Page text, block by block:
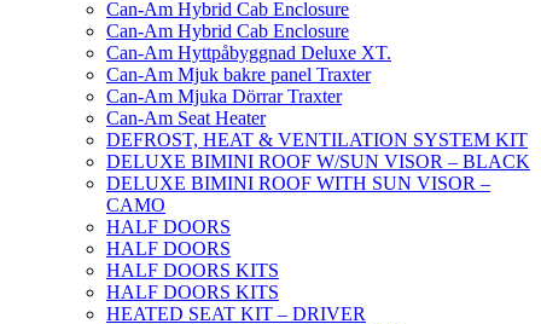
Can-Am Hybrid Cab Enclosure
Can-Am Hybrid Cab Enclosure
Can-Am Hyttpåbyggnad Deluxe XT.
Can-Am Mjuk bakre panel Traxter
Can-Am Mjuka Dörrar Traxter
Can-Am Seat Heater
DEFROST, HEAT & VENTILATION SYSTEM KIT
DELUXE BIMINI ROOF W/SUN VISOR – BLACK
DELUXE BIMINI ROOF WITH SUN VISOR –
CAMO
HALF DOORS
HALF DOORS
HALF DOORS KITS
HALF DOORS KITS
HEATED SEAT KIT – DRIVER